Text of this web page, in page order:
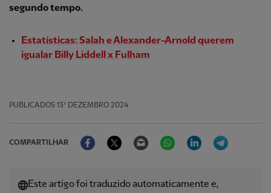
segundo tempo.
Estatísticas: Salah e Alexander-Arnold querem
igualar Billy Liddell x Fulham
PUBLICADOS 13º DEZEMBRO 2024
COMPARTILHAR
FacebookTwitter Email WhatsAppLinkedIn
Este artigo foi traduzido automaticamente e,